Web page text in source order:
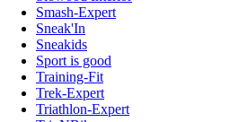
Smash-Expert
Sneak'In
Sneakids
Sport is good
Training-Fit
Trek-Expert
Triathlon-Expert